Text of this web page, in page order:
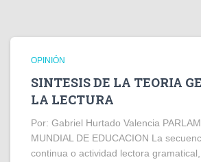
OPINIÓN
SINTESIS DE LA TEORIA
LA LECTURA
Por: Gabriel Hurtado Valencia
MUNDIAL DE EDUCACION La
continua o actividad lectora